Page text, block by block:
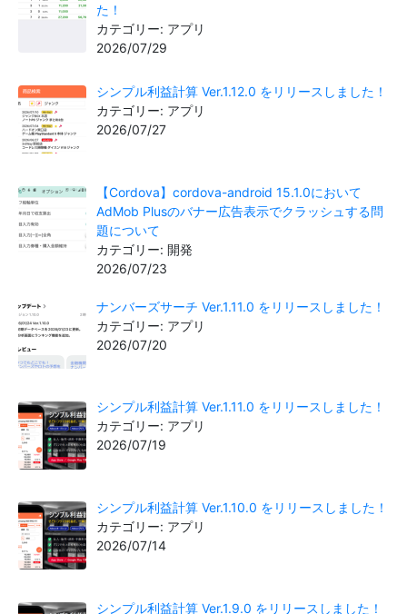
た！
カテゴリー: アプリ
2026/07/29
シンプル利益計算 Ver.1.12.0 をリリースしました！
カテゴリー: アプリ
2026/07/27
【Cordova】cordova-android 15.1.0において
AdMob Plusのバナー広告表示でクラッシュする問
題について
カテゴリー: 開発
2026/07/23
ナンバーズサーチ Ver.1.11.0 をリリースしました！
カテゴリー: アプリ
2026/07/20
シンプル利益計算 Ver.1.11.0 をリリースしました！
カテゴリー: アプリ
2026/07/19
シンプル利益計算 Ver.1.10.0 をリリースしました！
カテゴリー: アプリ
2026/07/14
シンプル利益計算 Ver.1.9.0 をリリースしました！